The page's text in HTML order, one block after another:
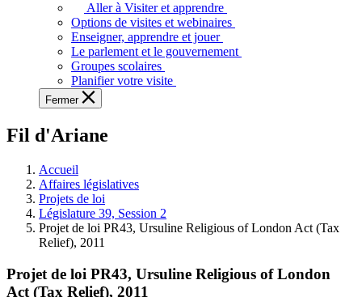
voir,
apprendre
et
à
à
législative.
Aller à Visiter et apprendre
Options de visites et webinaires
Enseigner, apprendre et jouer
Le parlement et le gouvernement
Groupes scolaires
Planifier votre visite
Fermer
Fil d'Ariane
Accueil
Affaires législatives
Projets de loi
Législature 39, Session 2
Projet de loi PR43, Ursuline Religious of London Act (Tax
Relief), 2011
Projet de loi PR43, Ursuline Religious of London
Act (Tax Relief), 2011